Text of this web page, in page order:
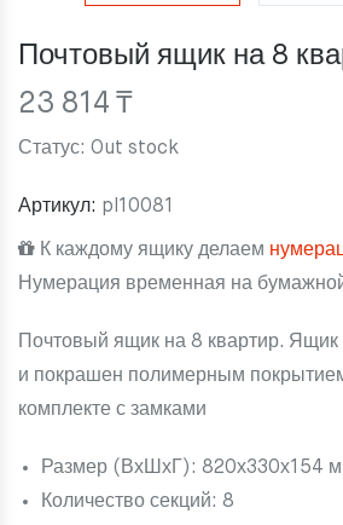
Почтовый ящик на 8
23 814 ₸
Статус: Out stock
Артикул: pl10081
К каждому ящику делаем
Нумерация временная на
Почтовый ящик на 8 квартир. Ящик
и покрашен полимерным
комплекте с замками
Размер (ВхШхГ): 820х330х154
Количество секций: 8